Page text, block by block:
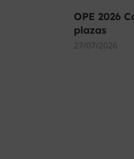
OPE 2026
plazas
27/07/2026